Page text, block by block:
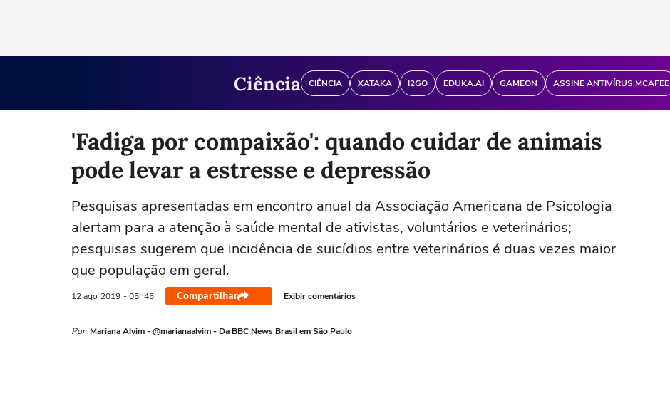
Ciência CIÊNCIA XATAKA I2GO EDUKA.AI GAMEON ASSINE ANTIVÍRUS MCAFEE
'Fadiga por compaixão': quando cuidar de animais
pode levar a estresse e depressão
Pesquisas apresentadas em encontro anual da Associação Americana de Psicologia
alertam para a atenção à saúde mental de ativistas, voluntários e veterinários;
pesquisas sugerem que incidência de suicídios entre veterinários é duas vezes maior
que população em geral.
12 ago 2019 - 05h45 Compartilhar Exibir comentários
Por: Mariana Alvim - @marianaalvim - Da BBC News Brasil em São Paulo